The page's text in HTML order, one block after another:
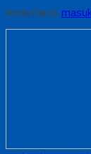
Anda harus